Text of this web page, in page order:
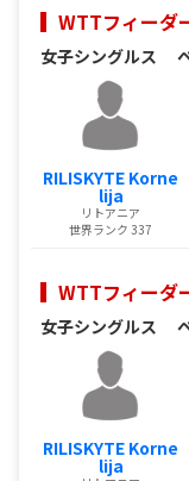
WTTフィーダ
女子シングルス
RILISKYTE Korne
lija
リトアニア
世界ランク 337
WTTフィーダ
女子シングルス
RILISKYTE Korne
lija